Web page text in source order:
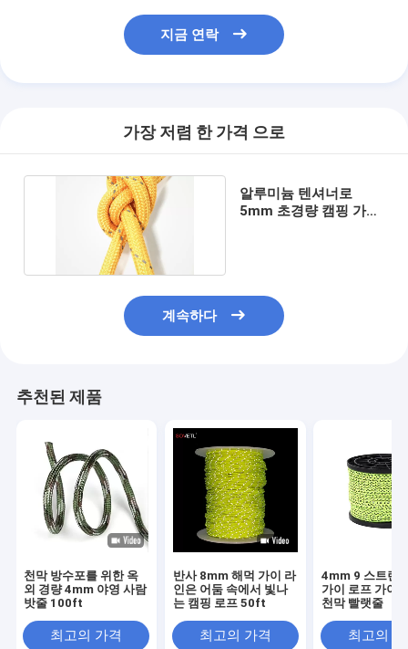
지금 연락
가장 저렴 한 가격 으로
알루미늄 텐셔너로
5mm 초경량 캠핑 가이
계속하다
추천된 제품
천막 방수포를 위한 옥
외 경량 4mm 야영 사람
밧줄 100ft
최고의 가격
반사 8mm 해먹 가이 라
인은 어둠 속에서 빛나
는 캠핑 로프 50ft
최고의 가격
4mm 9 스트랜
가이 로프 가이
천막 빨랫줄
최고의